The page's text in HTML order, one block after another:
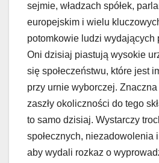
sejmie, władzach spółek,
europejskim i wielu
potomkowie ludzi wydających
Oni dzisiaj piastują wysokie
się społeczeństwu, które jest
przy urnie wyborczej.
zaszły okoliczności do tego
to samo dzisiaj. Wystarczy
społecznych, niezadowolenia
aby wydali rozkaz o